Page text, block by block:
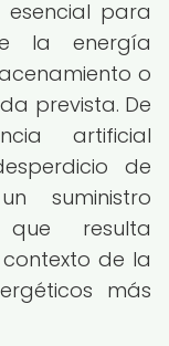
para
la energía
o
prevista. De
artificial
de
suministro
resulta
de la
más